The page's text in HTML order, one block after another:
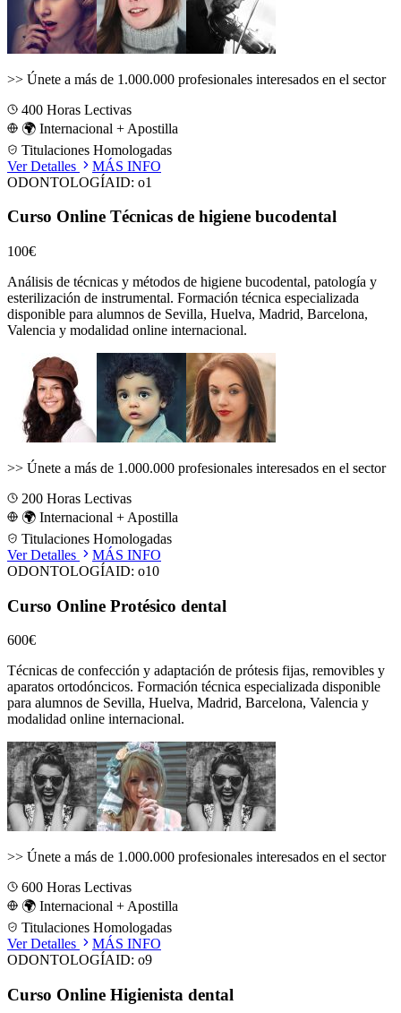
>> Únete a más de 1.000.000 profesionales interesados en el sector
400 Horas Lectivas
🌍 Internacional + Apostilla
Titulaciones Homologadas
Ver Detalles
MÁS INFO
ODONTOLOGÍAID: o1
Curso Online Técnicas de higiene bucodental
100€
Análisis de técnicas y métodos de higiene bucodental, patología y
esterilización de instrumental. Formación técnica especializada
disponible para alumnos de Sevilla, Huelva, Madrid, Barcelona,
Valencia y modalidad online internacional.
>> Únete a más de 1.000.000 profesionales interesados en el sector
200 Horas Lectivas
🌍 Internacional + Apostilla
Titulaciones Homologadas
Ver Detalles
MÁS INFO
ODONTOLOGÍAID: o10
Curso Online Protésico dental
600€
Técnicas de confección y adaptación de prótesis fijas, removibles y
aparatos ortodóncicos. Formación técnica especializada disponible
para alumnos de Sevilla, Huelva, Madrid, Barcelona, Valencia y
modalidad online internacional.
>> Únete a más de 1.000.000 profesionales interesados en el sector
600 Horas Lectivas
🌍 Internacional + Apostilla
Titulaciones Homologadas
Ver Detalles
MÁS INFO
ODONTOLOGÍAID: o9
Curso Online Higienista dental